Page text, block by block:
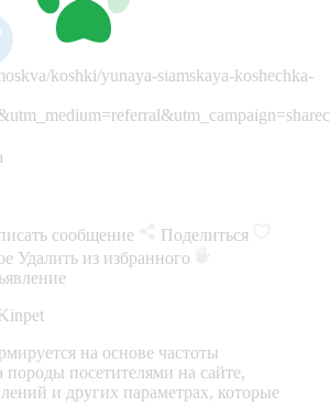
koshki/yunaya-siamskaya-koshechka-
сообщение
Поделиться
Удалить из избранного
на основе частоты
посетителями на сайте,
и других параметрах, которые